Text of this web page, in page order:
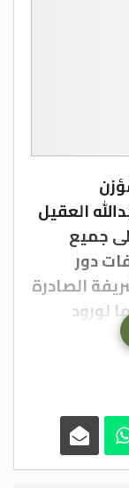
العقيل
جميع
دور
الصادرة
لورود
والآية 1 من سورة الانفال،